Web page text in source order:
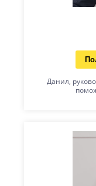
Данил,